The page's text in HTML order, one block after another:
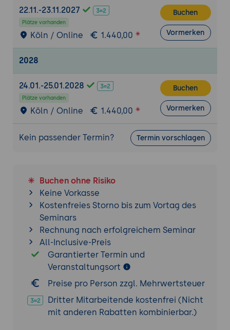
Praxis-Übung:Für eine Beispielanwendung
einen SBOM erzeugen und die
enthaltenen Komponenten und
Abhängigkeiten prüfen.
6. Schwachstellenbehandlung und
koordinierte Offenlegung
Schwachstellen über den Lebenszyklus
erkennen, bewerten und beheben
Eine Policy zur koordinierten Offenlegung
Kontaktstelle und Sicherheitsupdates
einbinden
Praxis-Übung:Eine schlanke CVD-Policy
und einen Triage-Ablauf für das
Beispielprodukt entwerfen.
7. Meldeprozess für aktiv ausgenutzte
Schwachstellen
Was gemeldet werden muss: aktiv
ausgenutzte Schwachstellen und schwere
Vorfälle
Die Kaskade aus Erstmeldung,
Zwischenmeldung und Abschlussbericht
22.11.-23.11.2027
Plätze vorhanden
Köln / Online 1.440,00
Buchen
Vormerken
2028
24.01.-25.01.2028
Plätze vorhanden
Köln / Online 1.440,00
Buchen
Vormerken
Kein passender Termin? Termin vorschlagen
Buchen ohne Risiko
Keine Vorkasse
Kostenfreies Storno bis zum Vortag des
Seminars
Rechnung nach erfolgreichem Seminar
All-Inclusive-Preis
Garantierter Termin und
Veranstaltungsort
Preise pro Person zzgl. Mehrwertsteuer
Dritter Mitarbeitende kostenfrei (Nicht
mit anderen Rabatten kombinierbar.)